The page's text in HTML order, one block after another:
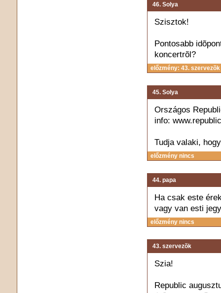
46. Solya
Szisztok!
Pontosabb
koncertrõl?
előzmény: 43. szervezõk
45. Solya
Országos
info:
Tudja valaki,
előzmény nincs
44. papa
Ha csak este
vagy van esti
előzmény nincs
43. szervezõk
Szia!
Republic